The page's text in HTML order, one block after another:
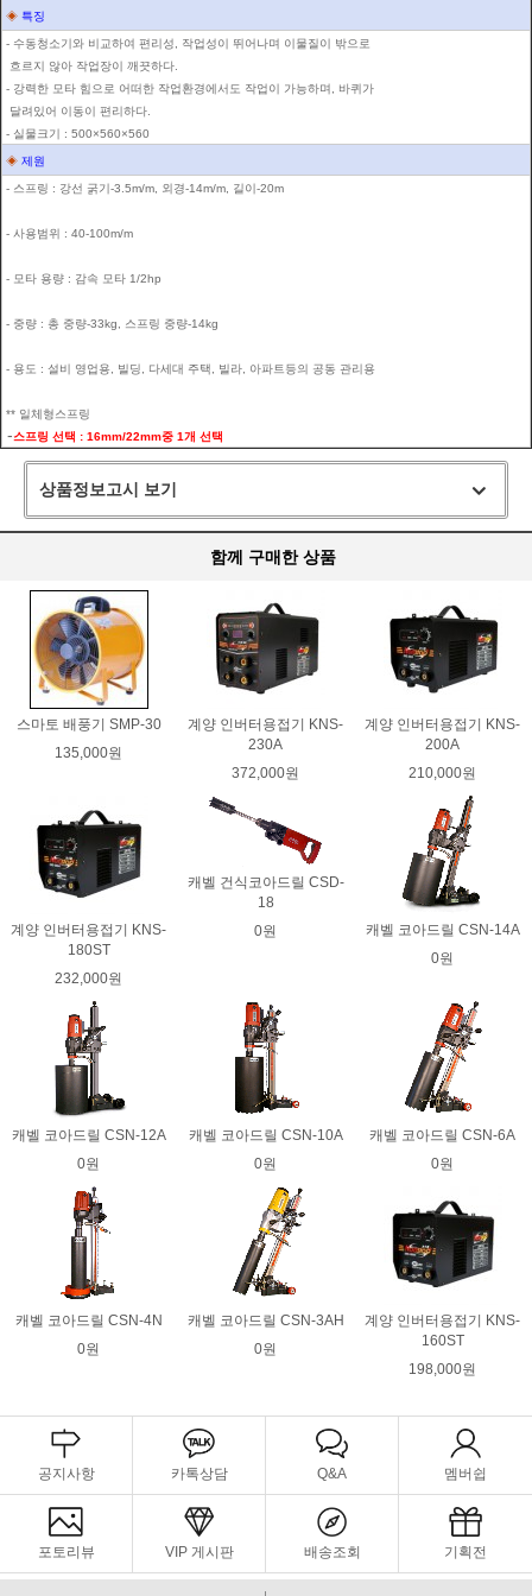
◈ 특징
- 수동청소기와 비교하여 편리성, 작업성이 뛰어나며 이물질이 밖으로
흐르지 않아 작업장이 깨끗하다.
- 강력한 모타 힘으로 어떠한 작업환경에서도 작업이 가능하며, 바퀴가
달려있어 이동이 편리하다.
- 실물크기 : 500×560×560
◈ 제원
- 스프링 : 강선 굵기-3.5m/m, 외경-14m/m, 길이-20m
- 사용범위 : 40-100m/m
- 모타 용량 : 감속 모타 1/2hp
- 중량 : 총 중량-33kg, 스프링 중량-14kg
- 용도 : 설비 영업용, 빌딩, 다세대 주택, 빌라, 아파트등의 공동 관리용
** 일체형스프링
-스프링 선택 : 16mm/22mm중 1개 선택
상품정보고시 보기
함께 구매한 상품
스마토 배풍기 SMP-30
135,000원
계양 인버터용접기 KNS-
230A
372,000원
계양 인버터용접기 KNS-
200A
210,000원
계양 인버터용접기 KNS-
180ST
232,000원
캐벨 건식코아드릴 CSD-
18
0원
캐벨 코아드릴 CSN-14A
0원
캐벨 코아드릴 CSN-12A
0원
캐벨 코아드릴 CSN-10A
0원
캐벨 코아드릴 CSN-6A
0원
캐벨 코아드릴 CSN-4N
0원
캐벨 코아드릴 CSN-3AH
0원
계양 인버터용접기 KNS-
160ST
198,000원
공지사항 카톡상담 Q&A 멤버쉽
포토리뷰 VIP 게시판 배송조회 기획전